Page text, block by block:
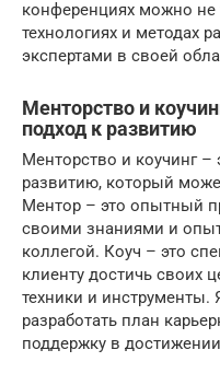
конференциях можно не
технологиях и методах
экспертами в своей
Менторство и
подход к развитию
Менторство и коучинг
развитию, который
Ментор – это опытный
своими знаниями и
коллегой. Коуч – это
клиенту достичь своих
техники и инструменты.
разработать план
поддержку в